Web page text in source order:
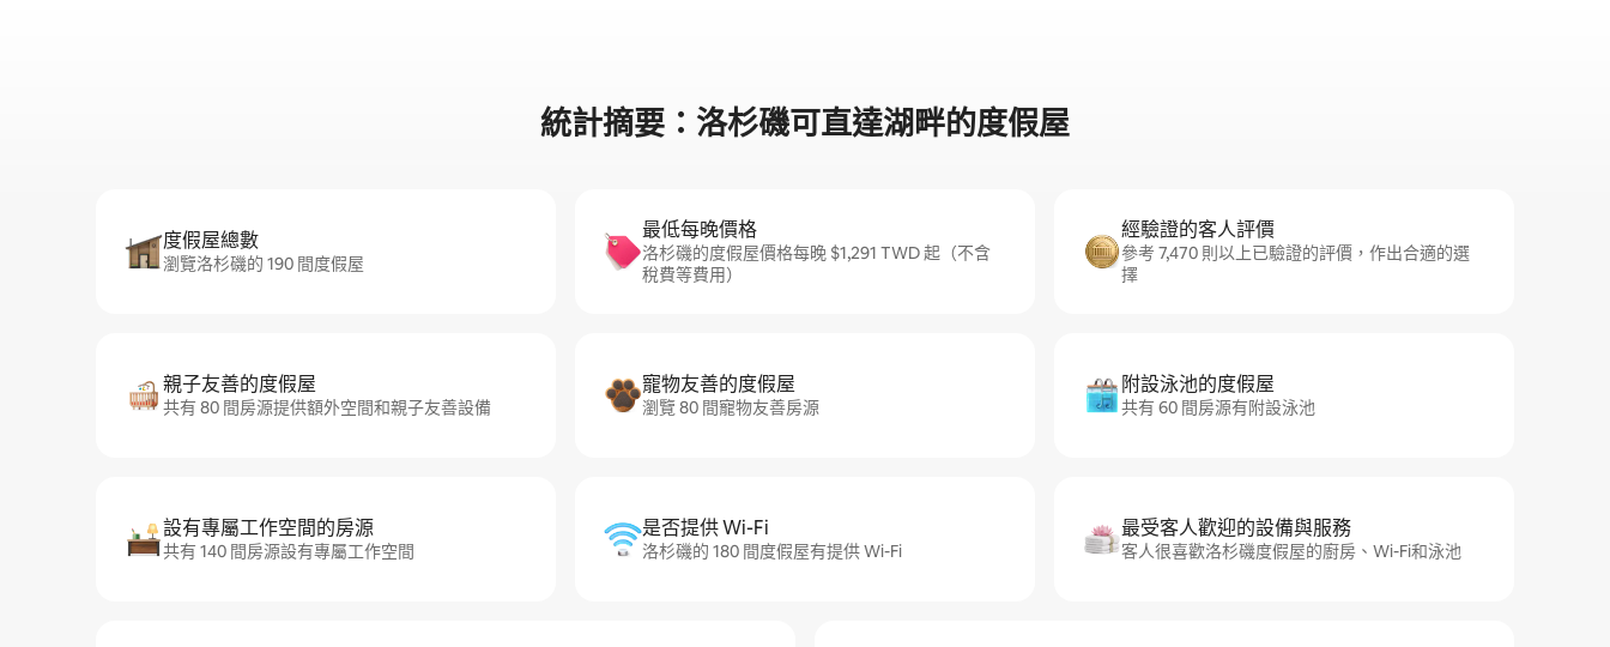
統計摘要：洛杉磯可直達湖畔的度假屋
度假屋總數
瀏覽洛杉磯的 190 間度假屋
最低每晚價格
洛杉磯的度假屋價格每晚 $1,291 TWD 起（不含
稅費等費用）
經驗證的客人評價
參考 7,470 則以上已驗證的評價，作出合適的選
擇
親子友善的度假屋
共有 80 間房源提供額外空間和親子友善設備
寵物友善的度假屋
瀏覽 80 間寵物友善房源
附設泳池的度假屋
共有 60 間房源有附設泳池
設有專屬工作空間的房源
共有 140 間房源設有專屬工作空間
是否提供 Wi-Fi
洛杉磯的 180 間度假屋有提供 Wi-Fi
最受客人歡迎的設備與服務
客人很喜歡洛杉磯度假屋的廚房、Wi-Fi和泳池